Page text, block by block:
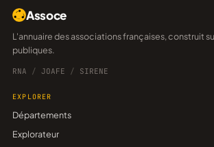
Assoce
L'annuaire des associations françaises, construit sur les données
publiques.
RNA / JOAFE / SIRENE
EXPLORER
Départements
Explorateur